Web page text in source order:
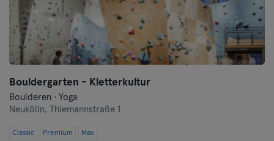
Bouldergarten - Kletterkultur
Boulderen · Yoga
Neukölln,
Thiemannstraße 1
Classic Premium Max